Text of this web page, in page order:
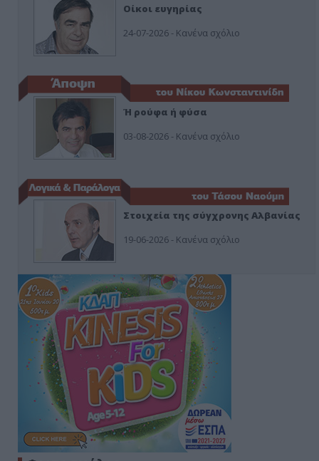
Οίκοι ευγηρίας
24-07-2026 - Κανένα σχόλιο
Ή ρούφα ή φύσα
03-08-2026 - Κανένα σχόλιο
Στοιχεία της σύγχρονης Αλβανίας
19-06-2026 - Κανένα σχόλιο